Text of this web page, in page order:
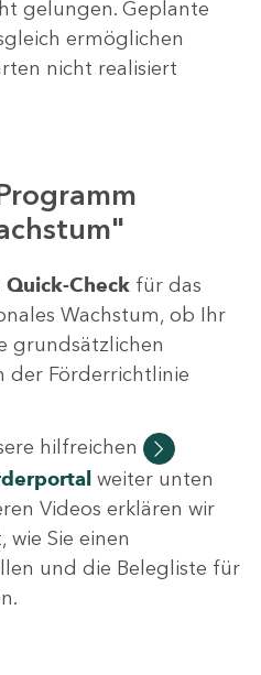
gelungen. Geplante
ermöglichen
nicht realisiert
Quick-Check für das
Wachstum, ob Ihr
grundsätzlichen
der Förderrichtlinie
hilfreichen
weiter unten
Videos erklären wir
Sie einen
und die Belegliste für